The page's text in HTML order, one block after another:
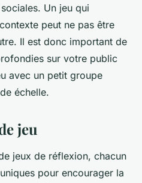
Un jeu qui
peut ne pas être
Il est donc important de
sur votre public
avec un petit groupe
échelle.
jeu
jeux de réflexion, chacun
pour encourager la